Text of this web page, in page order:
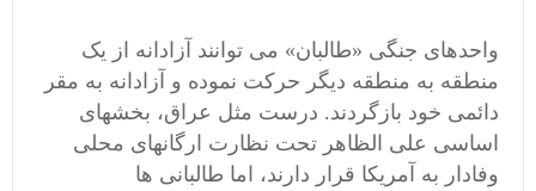
واحدهای جنگی «طالبان» می توانند آزادانه از یک
منطقه به منطقه دیگر حرکت نموده و آزادانه به مقر
دائمی خود بازگردند. درست مثل عراق، بخشهای
اساسی علی الظاهر تحت نظارت ارگانهای محلی
وفادار به آمریکا قرار دارند، اما طالبانی ها